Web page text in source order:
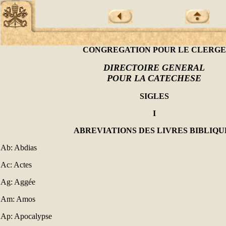
CONGREGATION POUR LE CLERGE
DIRECTOIRE GENERAL
POUR LA CATECHESE
SIGLES
I
ABREVIATIONS DES LIVRES
Ab: Abdias
Ac: Actes
Ag: Aggée
Am: Amos
Ap: Apocalypse